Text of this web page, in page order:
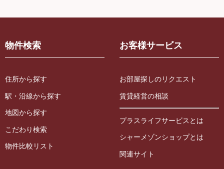
物件検索
住所から探す
駅・沿線から探す
地図から探す
こだわり検索
物件比較リスト
お客様サービス
お部屋探しのリクエスト
賃貸経営の相談
プラスライフサービスとは
シャーメゾンショップとは
関連サイト